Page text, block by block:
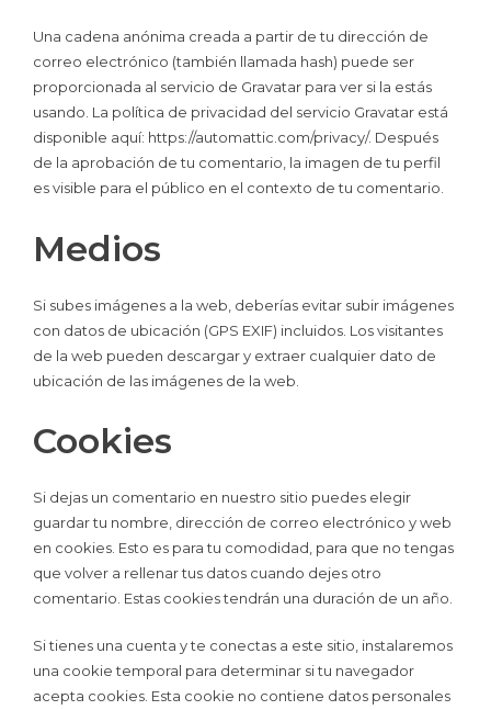
Una cadena anónima creada a partir de tu dirección de
correo electrónico (también llamada hash) puede ser
proporcionada al servicio de Gravatar para ver si la estás
usando. La política de privacidad del servicio Gravatar está
disponible aquí: https://automattic.com/privacy/. Después
de la aprobación de tu comentario, la imagen de tu perfil
es visible para el público en el contexto de tu comentario.
Medios
Si subes imágenes a la web, deberías evitar subir imágenes
con datos de ubicación (GPS EXIF) incluidos. Los visitantes
de la web pueden descargar y extraer cualquier dato de
ubicación de las imágenes de la web.
Cookies
Si dejas un comentario en nuestro sitio puedes elegir
guardar tu nombre, dirección de correo electrónico y web
en cookies. Esto es para tu comodidad, para que no tengas
que volver a rellenar tus datos cuando dejes otro
comentario. Estas cookies tendrán una duración de un año.
Si tienes una cuenta y te conectas a este sitio, instalaremos
una cookie temporal para determinar si tu navegador
acepta cookies. Esta cookie no contiene datos personales